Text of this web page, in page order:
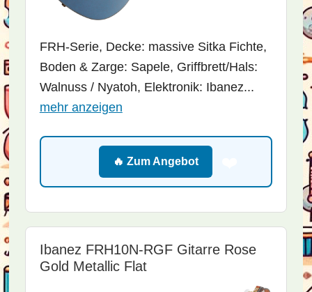
FRH-Serie, Decke: massive Sitka Fichte,
Boden & Zarge: Sapele, Griffbrett/Hals:
Walnuss / Nyatoh, Elektronik: Ibanez...
mehr anzeigen
🔥 Zum Angebot
Ibanez FRH10N-RGF Gitarre Rose
Gold Metallic Flat